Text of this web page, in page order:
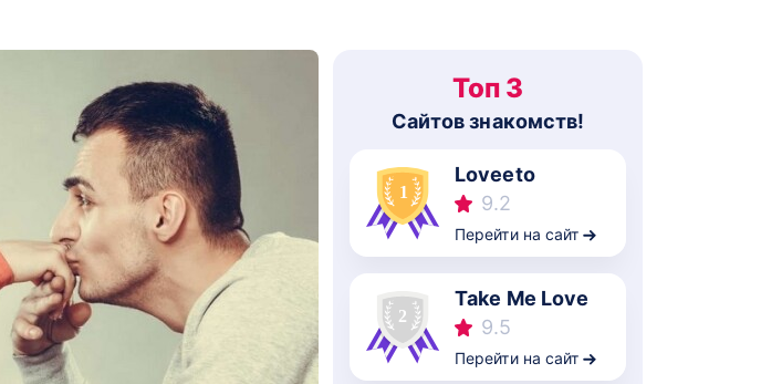
Топ 3
Cайтов знакомств!
Loveeto
9.2
Перейти на сайт
Take Me Love
9.5
Перейти на сайт